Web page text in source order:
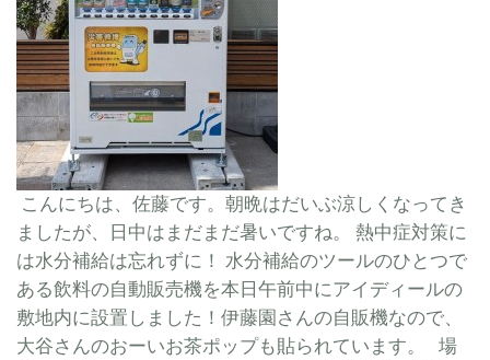
こんにちは、佐藤です。朝晩はだいぶ涼しくなってき
ましたが、日中はまだまだ暑いですね。 熱中症対策に
は水分補給は忘れずに！ 水分補給のツールのひとつで
ある飲料の自動販売機を本日午前中にアイディールの
敷地内に設置しました！伊藤園さんの自販機なので、
大谷さんのおーいお茶ポップも貼られています。 場